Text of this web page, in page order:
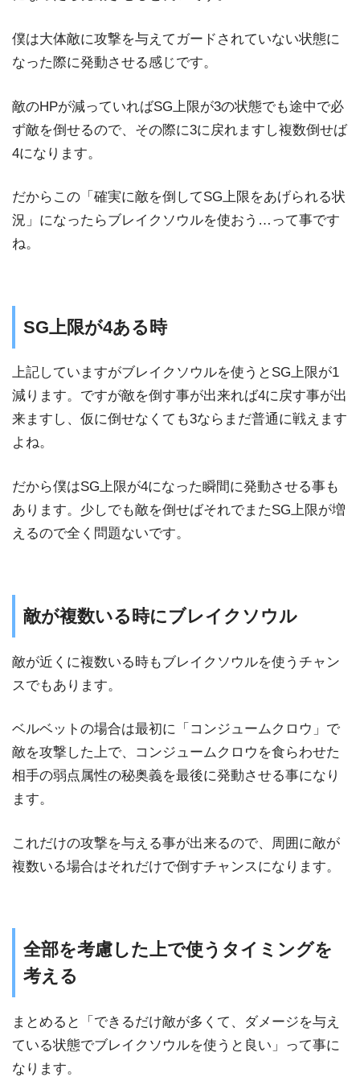
僕は大体敵に攻撃を与えてガードされていない状態に
なった際に発動させる感じです。
敵のHPが減っていればSG上限が3の状態でも途中で必
ず敵を倒せるので、その際に3に戻れますし複数倒せば
4になります。
だからこの「確実に敵を倒してSG上限をあげられる状
況」になったらブレイクソウルを使おう…って事です
ね。
SG上限が4ある時
上記していますがブレイクソウルを使うとSG上限が1
減ります。ですが敵を倒す事が出来れば4に戻す事が出
来ますし、仮に倒せなくても3ならまだ普通に戦えます
よね。
だから僕はSG上限が4になった瞬間に発動させる事も
あります。少しでも敵を倒せばそれでまたSG上限が増
えるので全く問題ないです。
敵が複数いる時にブレイクソウル
敵が近くに複数いる時もブレイクソウルを使うチャン
スでもあります。
ベルベットの場合は最初に「コンジュームクロウ」で
敵を攻撃した上で、コンジュームクロウを食らわせた
相手の弱点属性の秘奥義を最後に発動させる事になり
ます。
これだけの攻撃を与える事が出来るので、周囲に敵が
複数いる場合はそれだけで倒すチャンスになります。
全部を考慮した上で使うタイミングを
考える
まとめると「できるだけ敵が多くて、ダメージを与え
ている状態でブレイクソウルを使うと良い」って事に
なります。